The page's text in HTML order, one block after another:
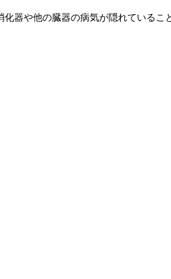
器や他の臓器の病気が隠れているこ